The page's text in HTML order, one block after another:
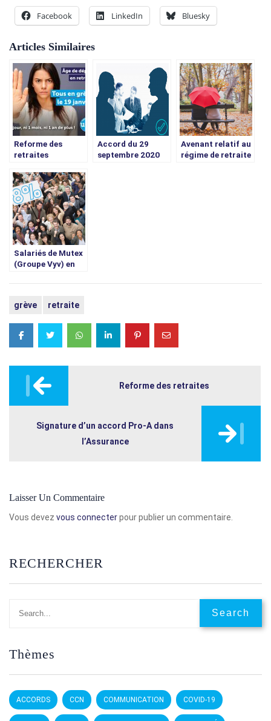
Facebook LinkedIn Bluesky
Articles Similaires
Reforme des
retraites
Accord du 29
septembre 2020
Avenant relatif au
régime de retraite
Salariés de Mutex
(Groupe Vyv) en
2022
grève retraite
Post
navigation
Reforme des retraites
Signature d’un accord Pro-A dans
l’Assurance
Laisser Un Commentaire
Vous devez vous connecterpour publier un commentaire.
RECHERCHER
Thèmes
ACCORDS CCN COMMUNICATION COVID-19